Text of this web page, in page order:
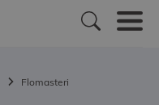
Flomasteri